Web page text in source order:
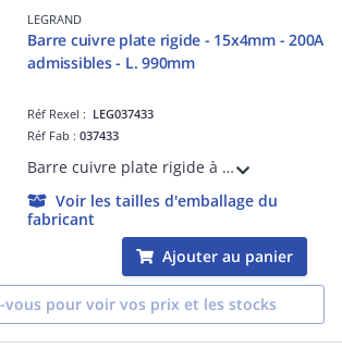
LEGRAND
Barre cuivre plate rigide - 15x4mm - 200A
admissibles - L. 990mm
Réf Rexel : LEG037433
Réf Fab :037433
Barre cuivre plate rigide à trous taraudés section 15x4mm² - intensité 200A si IP inférieur ou égal à IP30 et 160A si IP supérieur ou égal à IP30 - longueur 990mm - trous D= M6
Voir les tailles d'emballage du
fabricant
Ajouter au panier
vous pour voir vos prix et les stocks